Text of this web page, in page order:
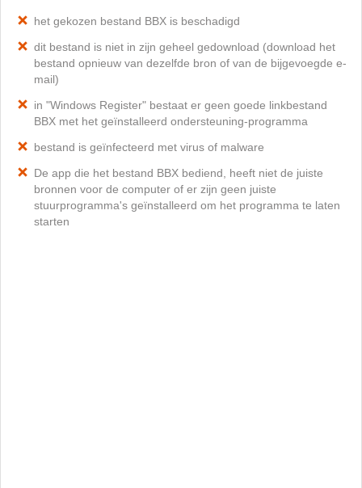
het gekozen bestand BBX is beschadigd
dit bestand is niet in zijn geheel gedownload (download het
bestand opnieuw van dezelfde bron of van de bijgevoegde e-
mail)
in "Windows Register" bestaat er geen goede linkbestand
BBX met het geïnstalleerd ondersteuning-programma
bestand is geïnfecteerd met virus of malware
De app die het bestand BBX bediend, heeft niet de juiste
bronnen voor de computer of er zijn geen juiste
stuurprogramma's geïnstalleerd om het programma te laten
starten